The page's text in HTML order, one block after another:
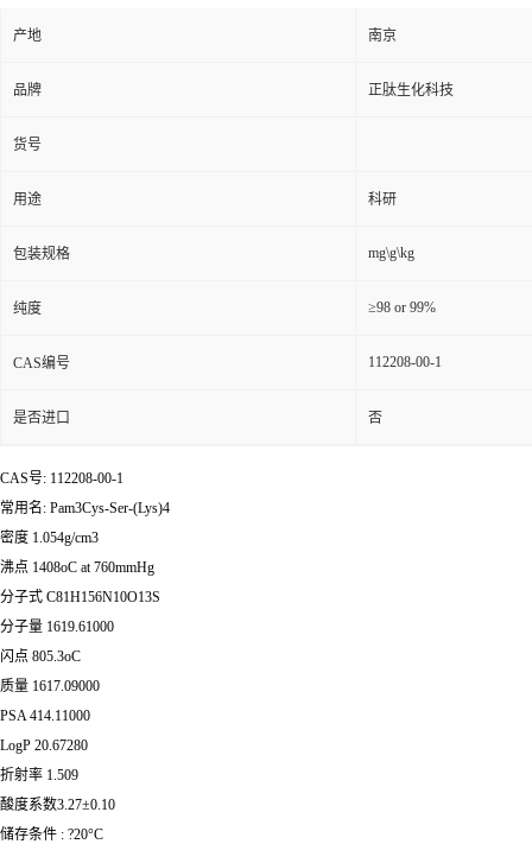
产地 南京
品牌 正肽生化科技
货号
用途 科研
包装规格 mg\g\kg
纯度 ≥98 or 99%
CAS编号 112208-00-1
是否进口 否
CAS号: 112208-00-1
常用名: Pam3Cys-Ser-(Lys)4
密度 1.054g/cm3
沸点 1408oC at 760mmHg
分子式 C81H156N10O13S
分子量 1619.61000
闪点 805.3oC
质量 1617.09000
PSA 414.11000
LogP 20.67280
折射率 1.509
酸度系数3.27±0.10
储存条件 : ?20°C